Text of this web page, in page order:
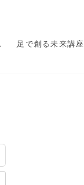
足で創る未来講座